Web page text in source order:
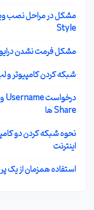
Style
مشکل فرمت نشدن درایو c هنگام نصب ویندوز
شبکه کردن کامپیوتر و
Share ها
اینترنت
استفاده همزمان از یک